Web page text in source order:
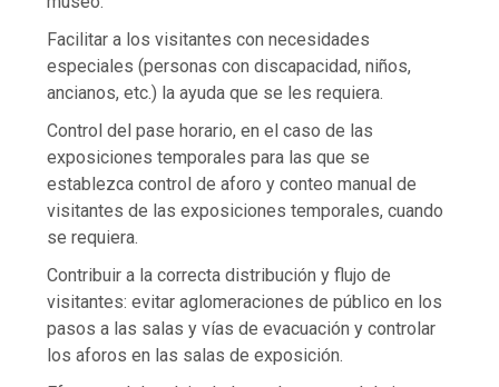
Facilitar a los visitantes con necesidades
especiales (personas con discapacidad, niños,
ancianos, etc.) la ayuda que se les requiera.
Control del pase horario, en el caso de las
exposiciones temporales para las que se
establezca control de aforo y conteo manual de
visitantes de las exposiciones temporales, cuando
se requiera.
Contribuir a la correcta distribución y flujo de
visitantes: evitar aglomeraciones de público en los
pasos a las salas y vías de evacuación y controlar
los aforos en las salas de exposición.